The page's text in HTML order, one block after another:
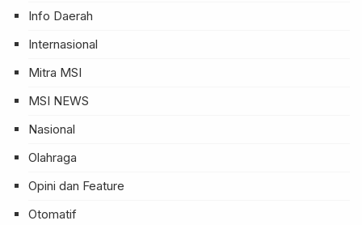
Info Daerah
Internasional
Mitra MSI
MSI NEWS
Nasional
Olahraga
Opini dan Feature
Otomatif